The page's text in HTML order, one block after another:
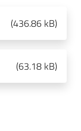
(436.86 kB)
(63.18 kB)